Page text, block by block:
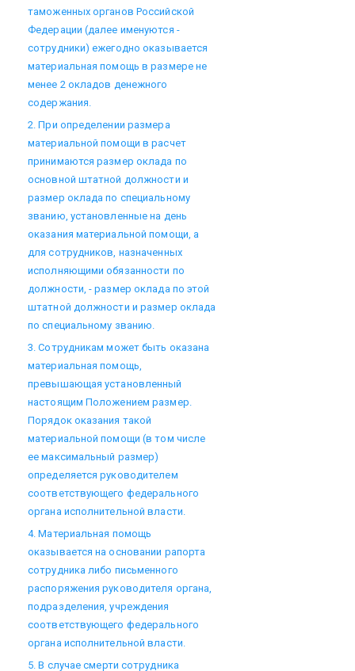
таможенных органов Российской
Федерации (далее именуются -
сотрудники) ежегодно оказывается
материальная помощь в размере не
менее 2 окладов денежного
содержания.
2. При определении размера
материальной помощи в расчет
принимаются размер оклада по
основной штатной должности и
размер оклада по специальному
званию, установленные на день
оказания материальной помощи, а
для сотрудников, назначенных
исполняющими обязанности по
должности, - размер оклада по этой
штатной должности и размер оклада
по специальному званию.
3. Сотрудникам может быть оказана
материальная помощь,
превышающая установленный
настоящим Положением размер.
Порядок оказания такой
материальной помощи (в том числе
ее максимальный размер)
определяется руководителем
соответствующего федерального
органа исполнительной власти.
4. Материальная помощь
оказывается на основании рапорта
сотрудника либо письменного
распоряжения руководителя органа,
подразделения, учреждения
соответствующего федерального
органа исполнительной власти.
5. В случае смерти сотрудника